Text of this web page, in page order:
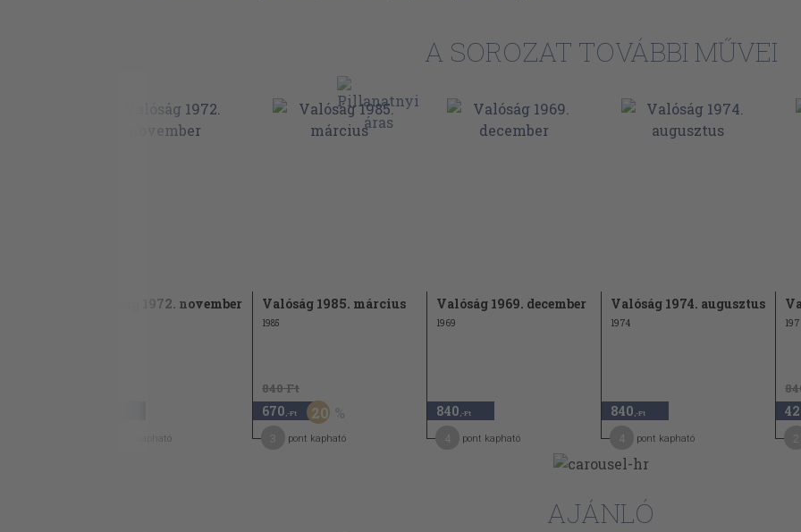
A SOROZAT TOVÁBBI MŰVEI
Valóság 1972. november
pont kapható
Valóság 1985. március
1985
840 Ft
670 ,-Ft 20
pont kapható
Valóság 1969. december
1969
840 ,-Ft
pont kapható
Valóság 1974. augusztus
1974
840 ,-Ft
pont kapható
AJÁNLÓ